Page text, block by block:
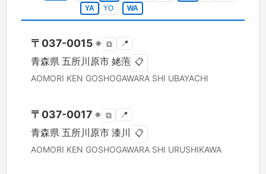
YA
YO WA
〒 037-0015 ※ ⧉ 📍
青森県 五所川原市 姥萢 📋
AOMORI KEN GOSHOGAWARA SHI UBAYACHI
〒 037-0017 ※ ⧉ 📍
青森県 五所川原市 漆川 📋
AOMORI KEN GOSHOGAWARA SHI URUSHIKAWA